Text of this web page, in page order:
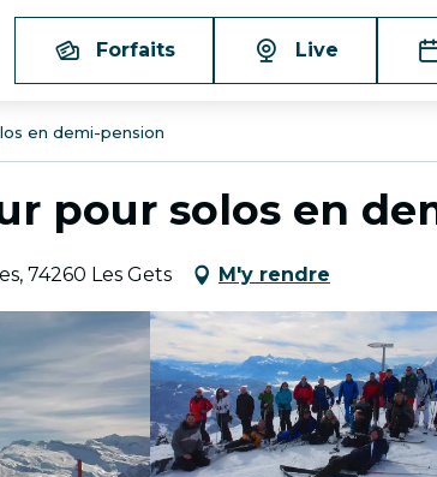
Forfaits Live
en demi-pension
pour solos en
74260 Les Gets M'y rendre